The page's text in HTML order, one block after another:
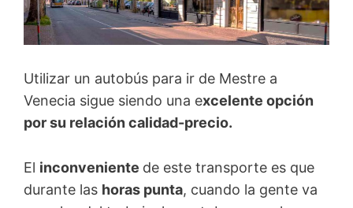
Utilizar un autobús para ir de Mestre a
Venecia sigue siendo una excelente opción
por su relación calidad-precio.
El inconveniente de este transporte es que
durante las horas punta, cuando la gente va